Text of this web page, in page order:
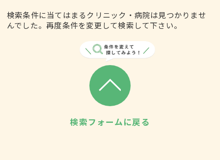
検索条件に当てはまるクリニック・病院は見つかりませ
んでした。再度条件を変更して検索して下さい。
検索フォームに戻る